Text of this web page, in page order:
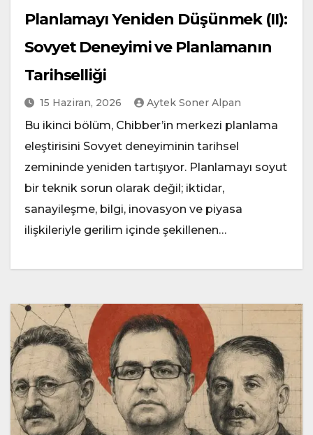
Planlamayı Yeniden Düşünmek (II):
Sovyet Deneyimi ve Planlamanın
Tarihselliği
15 Haziran, 2026 Aytek Soner Alpan
Bu ikinci bölüm, Chibber’in merkezi planlama
eleştirisini Sovyet deneyiminin tarihsel
zemininde yeniden tartışıyor. Planlamayı soyut
bir teknik sorun olarak değil; iktidar,
sanayileşme, bilgi, inovasyon ve piyasa
ilişkileriyle gerilim içinde şekillenen…